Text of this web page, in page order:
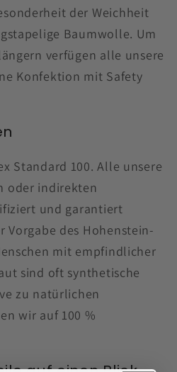
der Weichheit
Baumwolle. Um
verfügen alle unsere
Konfektion mit Safety
Standard 100. Alle unsere
oder indirekten
und garantiert
Vorgabe des Hohenstein-
mit empfindlicher
sind oft synthetische
zu natürlichen
wir auf 100 %